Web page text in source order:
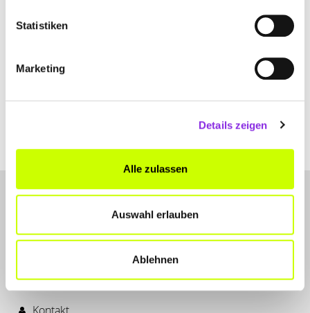
Statistiken
Marketing
Details zeigen
Alle zulassen
Auswahl erlauben
Ablehnen
KREATIVE WEIHNACHTSDEKO SELBST
GEMACHT
einzigartige Sterne und Kugeln aus Alltagsmaterialien
Mehr erfahren
LET'S CONNECT